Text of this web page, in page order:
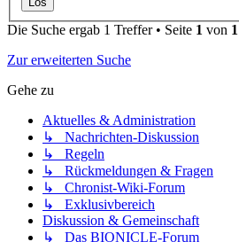
Die Suche ergab 1 Treffer • Seite 1 von 1
Zur erweiterten Suche
Gehe zu
Aktuelles & Administration
↳ Nachrichten-Diskussion
↳ Regeln
↳ Rückmeldungen & Fragen
↳ Chronist-Wiki-Forum
↳ Exklusivbereich
Diskussion & Gemeinschaft
↳ Das BIONICLE-Forum